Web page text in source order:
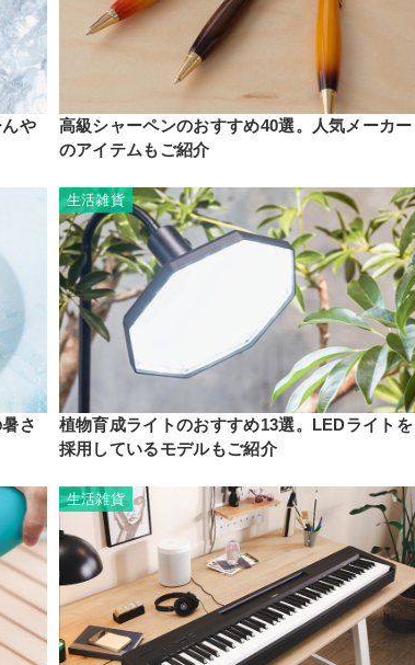
や
高級シャーペンのおすすめ40選。人気メーカー
のアイテムもご紹介
さ
生活雑貨
植物育成ライトのおすすめ13選。LEDライトを
採用しているモデルもご紹介
生活雑貨